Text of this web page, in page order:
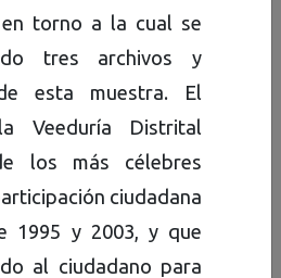
fotográfico,
sonoro, y
para el servicio
la ciudadanía y la
Distrital. Se ha
especial selección
series y
de origen público
torno a la cual se
tres archivos y
esta muestra. El
Veeduría Distrital
los más célebres
ciudadana
1995 y 2003, y que
al ciudadano para